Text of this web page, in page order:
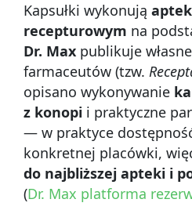
Kapsułki wykonują
recepturowym na
Dr. Max publikuje
farmaceutów (tzw.
opisano wykonywanie
z konopi i praktyczne
— w praktyce
konkretnej placówki,
do najbliższej apteki i
(Dr. Max platforma